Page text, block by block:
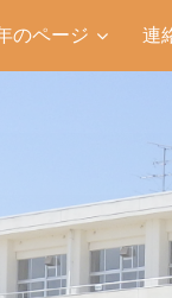
のページ 連